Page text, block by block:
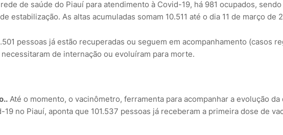
de saúde do Piauí para atendimento à Covid-19, há 981 ocupados,
estabilização. As altas acumuladas somam 10.511 até o dia 11 de março de
pessoas já estão recuperadas ou seguem em acompanhamento (casos
de internação ou evoluíram para morte.
Até o momento, o vacinômetro, ferramenta para acompanhar a evolução da
19 no Piauí, aponta que 101.537 pessoas já receberam a primeira dose de